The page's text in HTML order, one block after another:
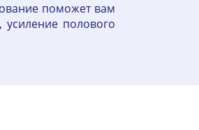
поможет вам
полового